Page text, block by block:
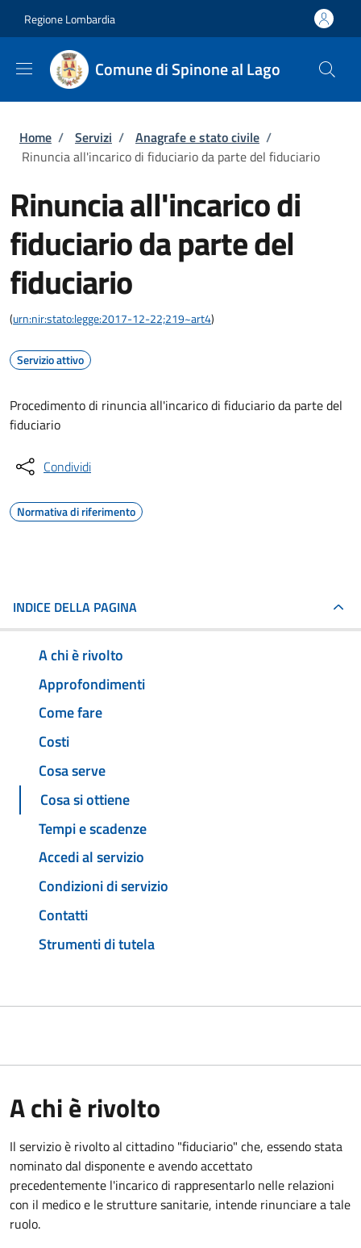
Regione Lombardia
Comune di Spinone al Lago
Briciole di pane
Home / Servizi / Anagrafe e stato civile /
Rinuncia all'incarico di fiduciario da parte del fiduciario
Rinuncia all'incarico di
fiduciario da parte del
fiduciario
(urn:nir:stato:legge:2017-12-22;219~art4)
Servizio attivo
Procedimento di rinuncia all'incarico di fiduciario da parte del
fiduciario
Condividi
Normativa di riferimento
INDICE DELLA PAGINA
A chi è rivolto
Approfondimenti
Come fare
Costi
Cosa serve
Cosa si ottiene
Tempi e scadenze
Accedi al servizio
Condizioni di servizio
Contatti
Strumenti di tutela
A chi è rivolto
Il servizio è rivolto al cittadino "fiduciario" che, essendo stata
nominato dal disponente e avendo accettato
precedentemente l'incarico di rappresentarlo nelle relazioni
con il medico e le strutture sanitarie, intende rinunciare a tale
ruolo.